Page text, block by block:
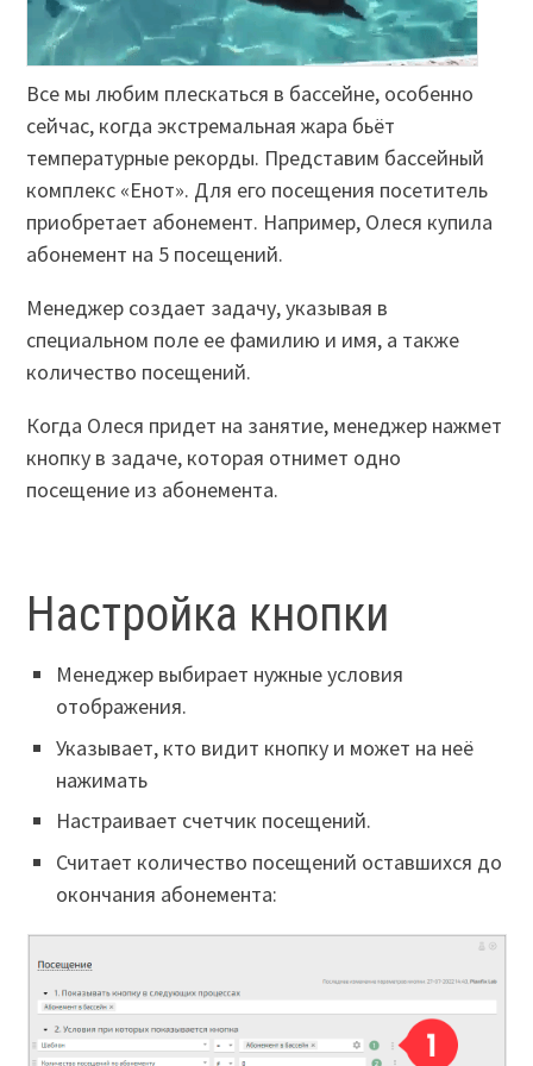
Все мы любим плескаться в бассейне, особенно
сейчас, когда экстремальная жара бьёт
температурные рекорды. Представим бассейный
комплекс «Енот». Для его посещения посетитель
приобретает абонемент. Например, Олеся купила
абонемент на 5 посещений.
Менеджер создает задачу, указывая в
специальном поле ее фамилию и имя, а также
количество посещений.
Когда Олеся придет на занятие, менеджер нажмет
кнопку в задаче, которая отнимет одно
посещение из абонемента.
Настройка кнопки
Менеджер выбирает нужные условия
отображения.
Указывает, кто видит кнопку и может на неё
нажимать
Настраивает счетчик посещений.
Считает количество посещений оставшихся до
окончания абонемента: